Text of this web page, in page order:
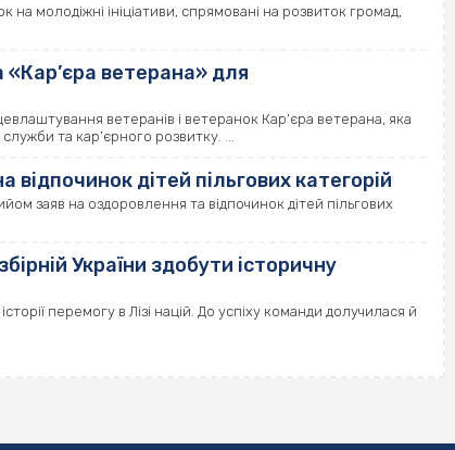
на молодіжні ініціативи, спрямовані на розвиток громад,
ветерана» для
ветеранів і ветеранок Кар’єра ветерана, яка
та кар’єрного розвитку. ...
дітей пільгових категорій
заяв на оздоровлення та відпочинок дітей пільгових
України здобути історичну
перемогу в Лізі націй. До успіху команди долучилася й